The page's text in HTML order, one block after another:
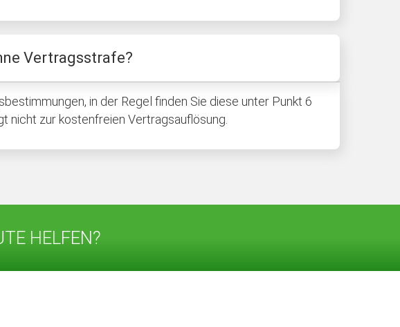
Vertragsstrafe?
in der Regel finden Sie diese unter Punkt 6
nicht zur kostenfreien Vertragsauflösung.
HELFEN?